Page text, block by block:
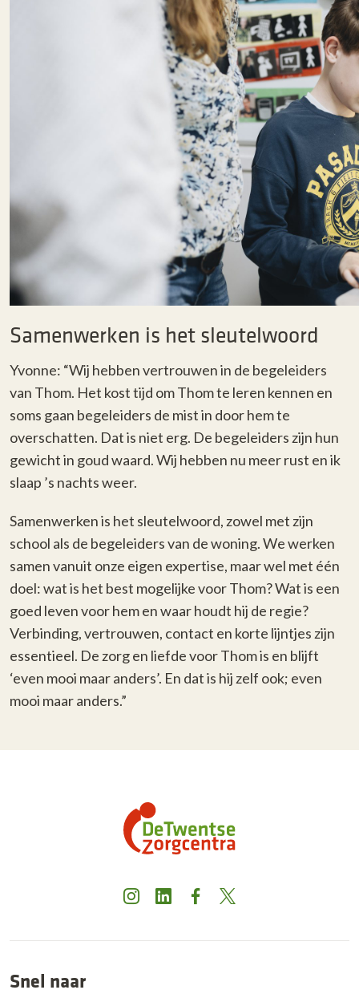
Samenwerken is het sleutelwoord
Yvonne: “Wij hebben vertrouwen in de begeleiders
van Thom. Het kost tijd om Thom te leren kennen en
soms gaan begeleiders de mist in door hem te
overschatten. Dat is niet erg. De begeleiders zijn hun
gewicht in goud waard. Wij hebben nu meer rust en ik
slaap ’s nachts weer.
Samenwerken is het sleutelwoord, zowel met zijn
school als de begeleiders van de woning. We werken
samen vanuit onze eigen expertise, maar wel met één
doel: wat is het best mogelijke voor Thom? Wat is een
goed leven voor hem en waar houdt hij de regie?
Verbinding, vertrouwen, contact en korte lijntjes zijn
essentieel. De zorg en liefde voor Thom is en blijft
‘even mooi maar anders’. En dat is hij zelf ook; even
mooi maar anders.”
InstagramLinkedInFacebook
X
Snel naar